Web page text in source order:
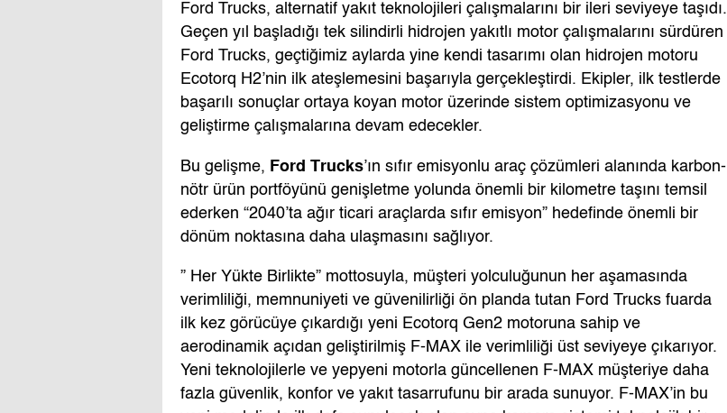
Ford Trucks, alternatif yakıt teknolojileri çalışmalarını bir ileri seviyeye taşıdı.
Geçen yıl başladığı tek silindirli hidrojen yakıtlı motor çalışmalarını sürdüren
Ford Trucks, geçtiğimiz aylarda yine kendi tasarımı olan hidrojen motoru
Ecotorq H2’nin ilk ateşlemesini başarıyla gerçekleştirdi. Ekipler, ilk testlerde
başarılı sonuçlar ortaya koyan motor üzerinde sistem optimizasyonu ve
geliştirme çalışmalarına devam edecekler.
Bu gelişme, Ford Trucks’ın sıfır emisyonlu araç çözümleri alanında karbon-
nötr ürün portföyünü genişletme yolunda önemli bir kilometre taşını temsil
ederken “2040’ta ağır ticari araçlarda sıfır emisyon” hedefinde önemli bir
dönüm noktasına daha ulaşmasını sağlıyor.
” Her Yükte Birlikte” mottosuyla, müşteri yolculuğunun her aşamasında
verimliliği, memnuniyeti ve güvenilirliği ön planda tutan Ford Trucks fuarda
ilk kez görücüye çıkardığı yeni Ecotorq Gen2 motoruna sahip ve
aerodinamik açıdan geliştirilmiş F-MAX ile verimliliği üst seviyeye çıkarıyor.
Yeni teknolojilerle ve yepyeni motorla güncellenen F-MAX müşteriye daha
fazla güvenlik, konfor ve yakıt tasarrufunu bir arada sunuyor. F-MAX’in bu